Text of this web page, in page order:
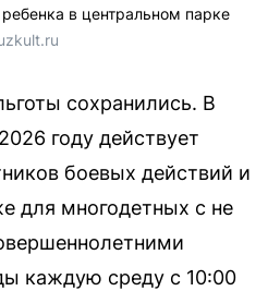
в центральном парке
сохранились. В
году действует
боевых действий и
для многодетных с не
каждую среду с 10:00